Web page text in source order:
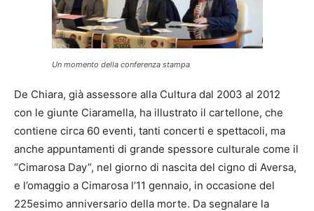
Un momento della conferenza stampa
De Chiara, già assessore alla Cultura dal 2003 al 2012
con le giunte Ciaramella, ha illustrato il cartellone, che
contiene circa 60 eventi, tanti concerti e spettacoli, ma
anche appuntamenti di grande spessore culturale come il
“Cimarosa Day”, nel giorno di nascita del cigno di Aversa,
e l’omaggio a Cimarosa l’11 gennaio, in occasione del
225esimo anniversario della morte. Da segnalare la